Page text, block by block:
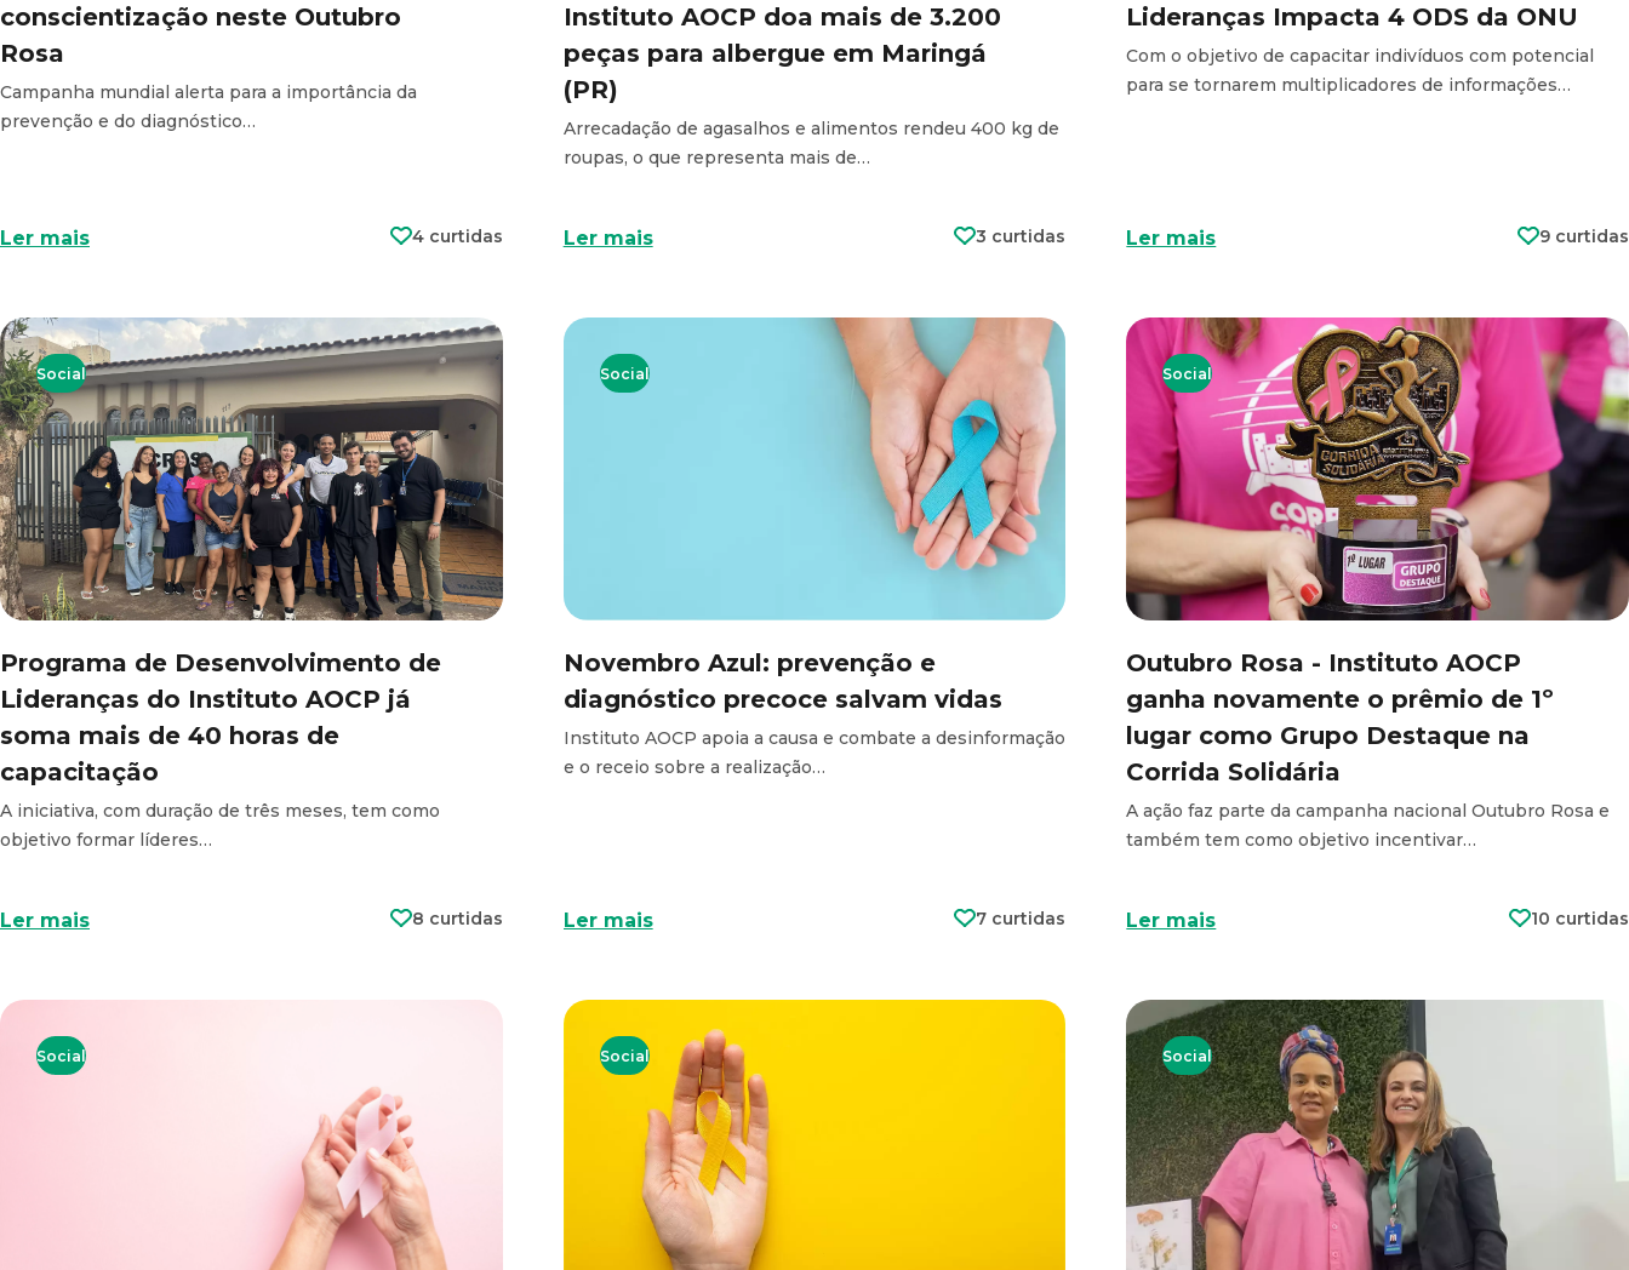
conscientização neste Outubro
Rosa
Campanha mundial alerta para a importância da
prevenção e do diagnóstico…
Ler mais 4 curtidas
Instituto AOCP doa mais de 3.200
peças para albergue em Maringá
(PR)
Arrecadação de agasalhos e alimentos rendeu 400 kg de
roupas, o que representa mais de…
Ler mais 3 curtidas
Lideranças Impacta 4 ODS da ONU
Com o objetivo de capacitar indivíduos com potencial
para se tornarem multiplicadores de informações…
Ler mais 9 curtidas
Social
Programa de Desenvolvimento de
Lideranças do Instituto AOCP já
soma mais de 40 horas de
capacitação
A iniciativa, com duração de três meses, tem como
objetivo formar líderes…
Ler mais 8 curtidas
Social
Novembro Azul: prevenção e
diagnóstico precoce salvam vidas
Instituto AOCP apoia a causa e combate a desinformação
e o receio sobre a realização…
Ler mais 7 curtidas
Social
Outubro Rosa - Instituto AOCP
ganha novamente o prêmio de 1º
lugar como Grupo Destaque na
Corrida Solidária
A ação faz parte da campanha nacional Outubro Rosa e
também tem como objetivo incentivar…
Ler mais 10 curtidas
Social Social Social